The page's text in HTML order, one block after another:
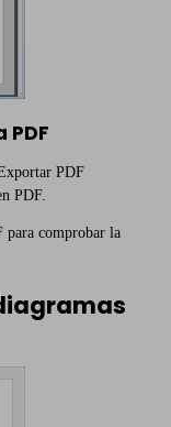
PDF
PDF.
para comprobar la